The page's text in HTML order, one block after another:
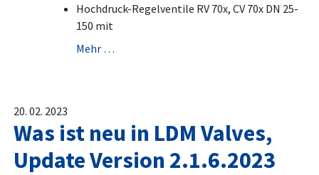
Hochdruck-Regelventile RV 70x, CV 70x DN 25-
150 mit
Mehr …
20. 02. 2023
Was ist neu in LDM Valves,
Update Version 2.1.6.2023